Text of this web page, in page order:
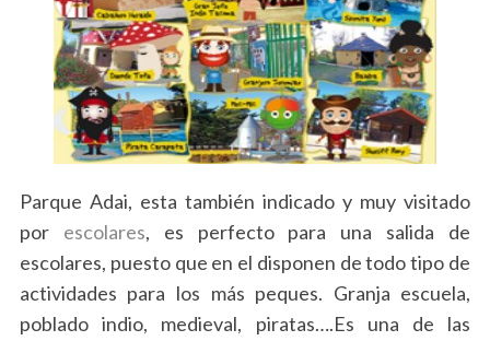
Parque Adai, esta también indicado y muy visitado
por escolares, es perfecto para una salida de
escolares, puesto que en el disponen de todo tipo de
actividades para los más peques. Granja escuela,
poblado indio, medieval, piratas….Es una de las